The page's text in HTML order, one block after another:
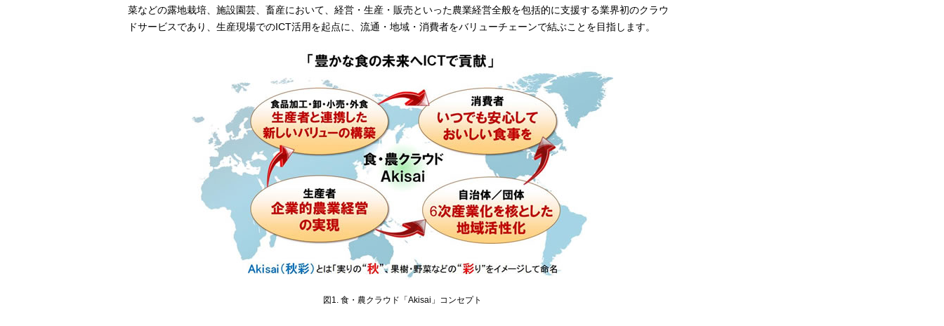
菜などの露地栽培、施設園芸、畜産において、経営・生産・販売といった農業経営全般を包括的に支援する業界初のクラウ
ドサービスであり、生産現場でのICT活用を起点に、流通・地域・消費者をバリューチェーンで結ぶことを目指します。
図1. 食・農クラウド「Akisai」コンセプト